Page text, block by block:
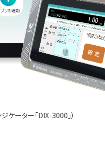
ケーター「DIX-3000」）